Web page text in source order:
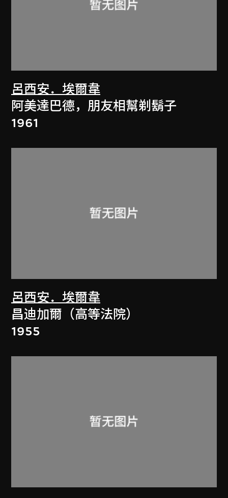
呂西安．埃爾韋
阿美達巴德，朋友相幫剃鬍子
1961
呂西安．埃爾韋
昌迪加爾（高等法院）
1955